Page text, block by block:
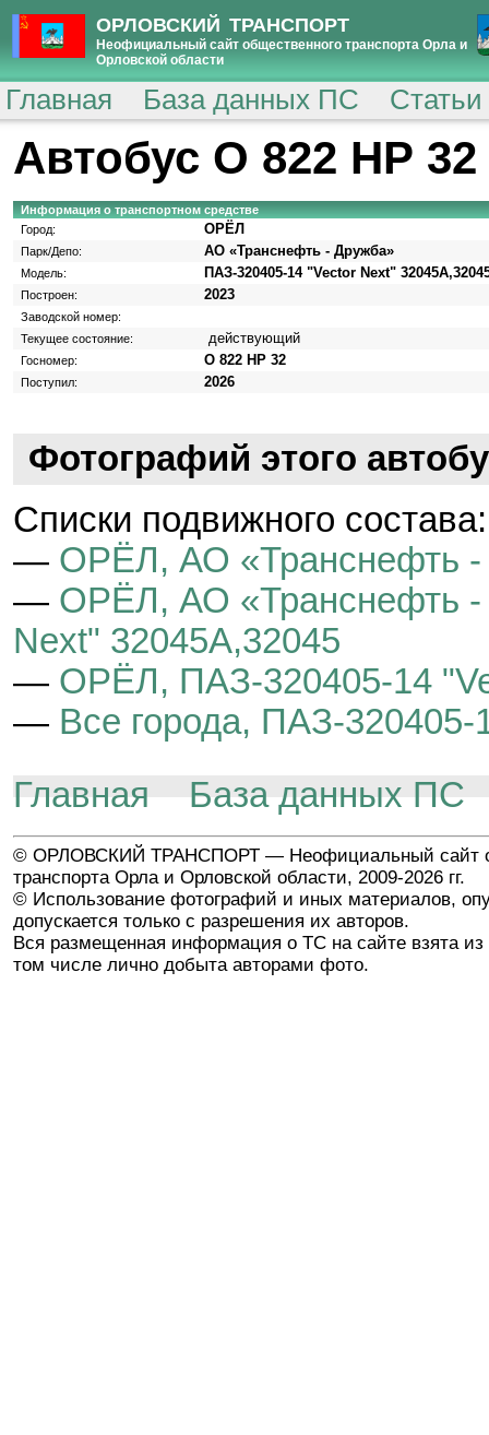
ОРЛОВСКИЙ ТРАНСПОРТ
Неофициальный сайт общественного транспорта Орла и
Орловской области
Главная База данных ПС
Автобус О 822 НР 32
Информация о транспортном средстве
Город:
ОРЁЛ
Парк/Депо: АО «Транснефть - Дружба»
Модель: ПАЗ-320405-14 "Vector Next"
Построен: 2023
Заводской номер:
Текущее состояние:
действующий
Госномер: О 822 НР 32
Поступил: 2026
Фотографий этого
Cписки подвижного состава:
— ОРЁЛ, АО «Транснефть -
— ОРЁЛ, АО «Транснефть -
Next" 32045A,32045
— ОРЁЛ, ПАЗ-320405-14
— Все города, ПАЗ-
Главная
База данных ПС
© ОРЛОВСКИЙ ТРАНСПОРТ — Неофициальный сайт
транспорта Орла и Орловской области, 2009-2026 гг.
© Использование фотографий и иных материалов,
допускается только с разрешения их авторов.
Вся размещенная информация о ТС на сайте взята из
том числе лично добыта авторами фото.